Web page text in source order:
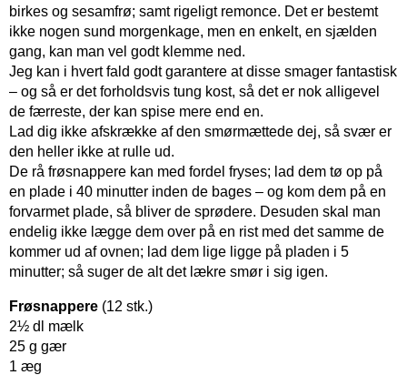
birkes og sesamfrø; samt rigeligt remonce. Det er bestemt
ikke nogen sund morgenkage, men en enkelt, en sjælden
gang, kan man vel godt klemme ned.
Jeg kan i hvert fald godt garantere at disse smager fantastisk
– og så er det forholdsvis tung kost, så det er nok alligevel
de færreste, der kan spise mere end en.
Lad dig ikke afskrække af den smørmættede dej, så svær er
den heller ikke at rulle ud.
De rå frøsnappere kan med fordel fryses; lad dem tø op på
en plade i 40 minutter inden de bages – og kom dem på en
forvarmet plade, så bliver de sprødere. Desuden skal man
endelig ikke lægge dem over på en rist med det samme de
kommer ud af ovnen; lad dem lige ligge på pladen i 5
minutter; så suger de alt det lækre smør i sig igen.
Frøsnappere (12 stk.)
2½ dl mælk
25 g gær
1 æg